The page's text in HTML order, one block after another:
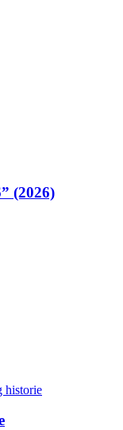
(2026)
historie